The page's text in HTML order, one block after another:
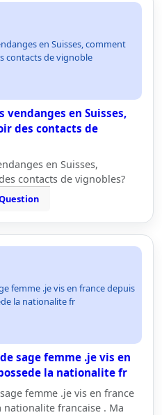
en Suisses, comment
contacts de vignoble
vendanges en Suisses,
des contacts de
en Suisses,
contacts de vignobles?
femme .je vis en france depuis
la nationalite fr
sage femme .je vis en
la nationalite fr
femme .je vis en france
nationalite francaise . Ma